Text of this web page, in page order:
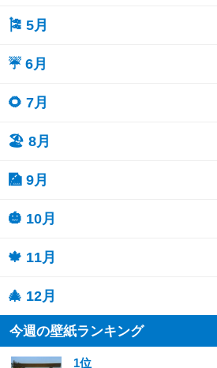
🎏 5月
☔ 6月
🌻 7月
🏖 8月
🎑 9月
🎃 10月
🍁 11月
🎄 12月
今週の壁紙ランキング
1位